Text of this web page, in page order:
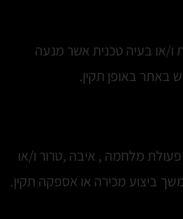
ו/או בעיה טכנית אשר מנעה
באופן תקין.
פעולת מלחמה , איבה ,טרור ו/או
ביצוע מכירה או אספקה תקין.